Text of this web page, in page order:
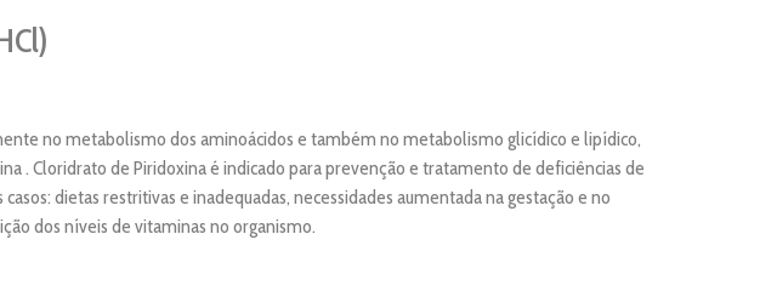
no metabolismo dos aminoácidos e também no metabolismo glicídico e lipídico,
. Cloridrato de Piridoxina é indicado para prevenção e tratamento de deficiências de
dietas restritivas e inadequadas, necessidades aumentada na gestação e no
dos níveis de vitaminas no organismo.